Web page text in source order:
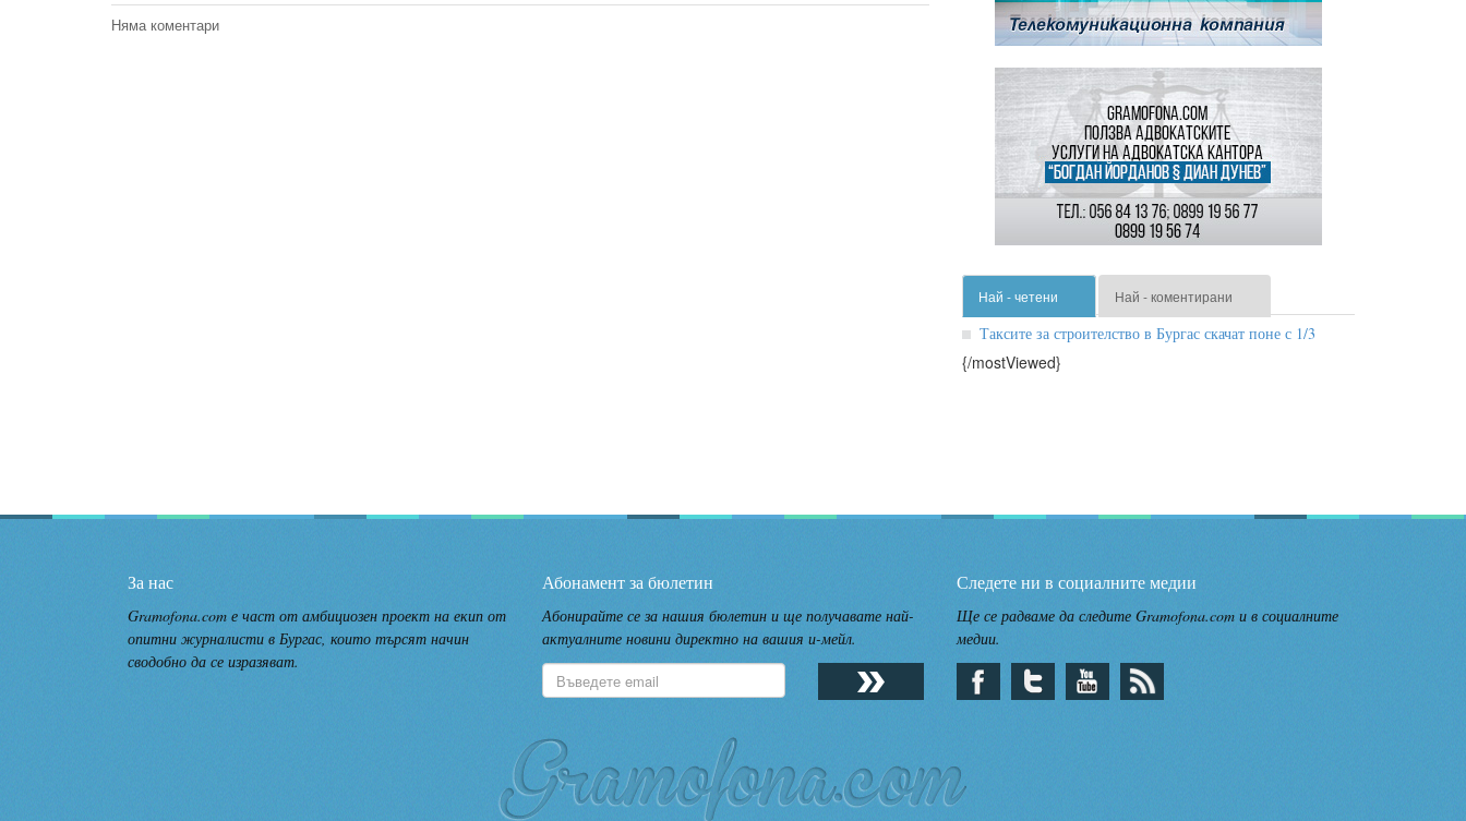
Няма коментари
Най - четени Най - коментирани
Таксите за строителство в Бургас скачат поне с 1/3
{/mostViewed}
За нас
Gramofona.com е част от амбициозен проект на екип от
опитни журналисти в Бургас, които търсят начин
сводобно да се изразяват.
Абонамент за бюлетин
Абонирайте се за нашия бюлетин и ще получавате най-
актуалните новини директно на вашия и-мейл.
Следете ни в социалните медии
Ще се радваме да следите Gramofona.com и в социалните
медии.